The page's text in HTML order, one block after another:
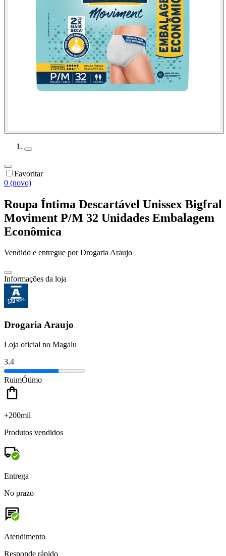
Favoritar
0 (novo)
Roupa Íntima Descartável Unissex Bigfral
Moviment P/M 32 Unidades Embalagem
Econômica
Vendido e entregue por Drogaria Araujo
Informações da loja
Drogaria Araujo
Loja oficial no Magalu
3.4
RuimÓtimo
+200mil
Produtos vendidos
Entrega
No prazo
Atendimento
Responde rápido